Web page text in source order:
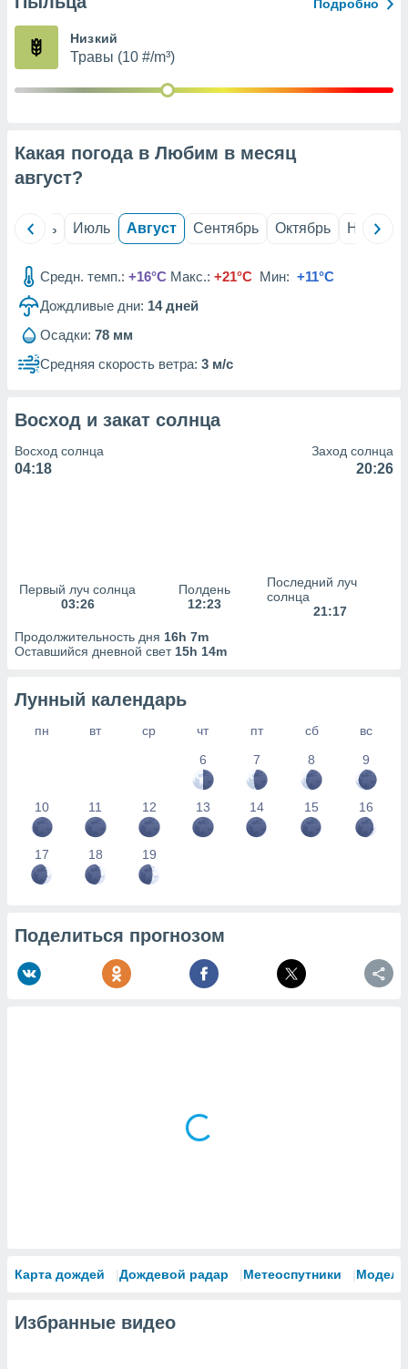
из
рекламы
сведения
Подробно
Низкий
Травы (10 #/m³)
Какая погода в Любим в месяц
август?
Июнь Июль Август Сентябрь Октябрь Ноябрь
Средн. темп.: +16°C Макс.: +21°C Мин: +11°C
Дождливые дни: 14дней
Осадки: 78 мм
Средняя скорость ветра: 3 м/с
Восход и закат солнца
Восход солнца
04:18
Заход солнца
20:26
Первый луч солнца
03:26
Полдень
12:23
Последний луч
солнца
21:17
Продолжительность дня 16h 7m
Оставшийся дневной свет 15h 14m
Лунный календарь
пн вт ср чт пт сб
вс
6
7 8 9
10 11 12 13 14 15 16
17 18 19
Поделиться прогнозом
Карта дождей Дождевой радар Метеоспутники Модели
Избранные видео